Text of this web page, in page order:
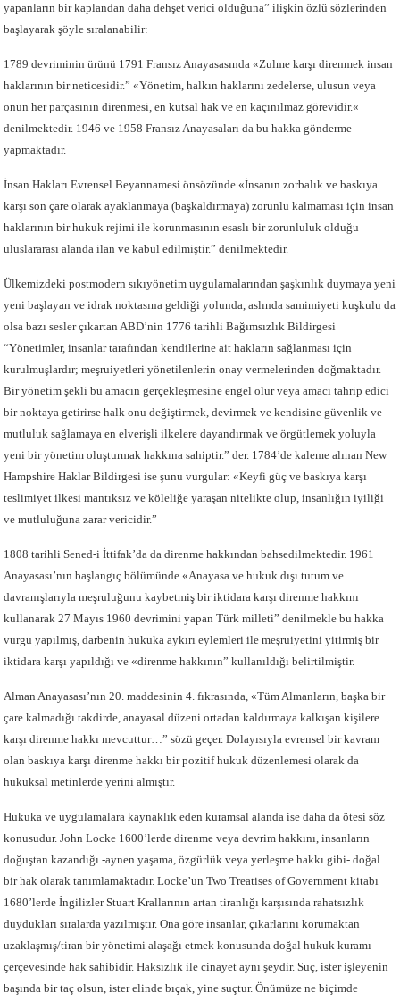
yapanların bir kaplandan daha dehşet verici olduğuna” ilişkin özlü sözlerinden
başlayarak şöyle sıralanabilir:
1789 devriminin ürünü 1791 Fransız Anayasasında «Zulme karşı direnmek insan
haklarının bir neticesidir.” «Yönetim, halkın haklarını zedelerse, ulusun veya
onun her parçasının direnmesi, en kutsal hak ve en kaçınılmaz görevidir.«
denilmektedir. 1946 ve 1958 Fransız Anayasaları da bu hakka gönderme
yapmaktadır.
İnsan Hakları Evrensel Beyannamesi önsözünde «İnsanın zorbalık ve baskıya
karşı son çare olarak ayaklanmaya (başkaldırmaya) zorunlu kalmaması için insan
haklarının bir hukuk rejimi ile korunmasının esaslı bir zorunluluk olduğu
uluslararası alanda ilan ve kabul edilmiştir.” denilmektedir.
Ülkemizdeki postmodern sıkıyönetim uygulamalarından şaşkınlık duymaya yeni
yeni başlayan ve idrak noktasına geldiği yolunda, aslında samimiyeti kuşkulu da
olsa bazı sesler çıkartan ABD’nin 1776 tarihli Bağımsızlık Bildirgesi
“Yönetimler, insanlar tarafından kendilerine ait hakların sağlanması için
kurulmuşlardır; meşruiyetleri yönetilenlerin onay vermelerinden doğmaktadır.
Bir yönetim şekli bu amacın gerçekleşmesine engel olur veya amacı tahrip edici
bir noktaya getirirse halk onu değiştirmek, devirmek ve kendisine güvenlik ve
mutluluk sağlamaya en elverişli ilkelere dayandırmak ve örgütlemek yoluyla
yeni bir yönetim oluşturmak hakkına sahiptir.” der. 1784’de kaleme alınan New
Hampshire Haklar Bildirgesi ise şunu vurgular: «Keyfi güç ve baskıya karşı
teslimiyet ilkesi mantıksız ve köleliğe yaraşan nitelikte olup, insanlığın iyiliği
ve mutluluğuna zarar vericidir.”
1808 tarihli Sened-i İttifak’da da direnme hakkından bahsedilmektedir. 1961
Anayasası’nın başlangıç bölümünde «Anayasa ve hukuk dışı tutum ve
davranışlarıyla meşruluğunu kaybetmiş bir iktidara karşı direnme hakkını
kullanarak 27 Mayıs 1960 devrimini yapan Türk milleti” denilmekle bu hakka
vurgu yapılmış, darbenin hukuka aykırı eylemleri ile meşruiyetini yitirmiş bir
iktidara karşı yapıldığı ve «direnme hakkının” kullanıldığı belirtilmiştir.
Alman Anayasası’nın 20. maddesinin 4. fıkrasında, «Tüm Almanların, başka bir
çare kalmadığı takdirde, anayasal düzeni ortadan kaldırmaya kalkışan kişilere
karşı direnme hakkı mevcuttur…” sözü geçer. Dolayısıyla evrensel bir kavram
olan baskıya karşı direnme hakkı bir pozitif hukuk düzenlemesi olarak da
hukuksal metinlerde yerini almıştır.
Hukuka ve uygulamalara kaynaklık eden kuramsal alanda ise daha da ötesi söz
konusudur. John Locke 1600’lerde direnme veya devrim hakkını, insanların
doğuştan kazandığı -aynen yaşama, özgürlük veya yerleşme hakkı gibi- doğal
bir hak olarak tanımlamaktadır. Locke’un Two Treatises of Government kitabı
1680’lerde İngilizler Stuart Krallarının artan tiranlığı karşısında rahatsızlık
duydukları sıralarda yazılmıştır. Ona göre insanlar, çıkarlarını korumaktan
uzaklaşmış/tiran bir yönetimi alaşağı etmek konusunda doğal hukuk kuramı
çerçevesinde hak sahibidir. Haksızlık ile cinayet aynı şeydir. Suç, ister işleyenin
başında bir taç olsun, ister elinde bıçak, yine suçtur. Önümüze ne biçimde